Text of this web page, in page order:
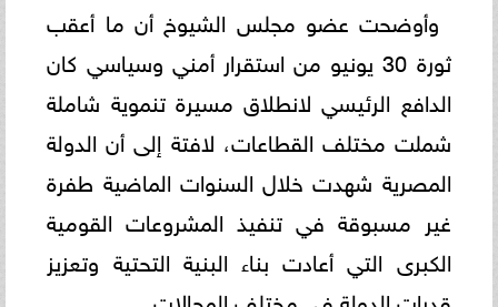
وأوضحت عضو مجلس الشيوخ أن ما أعقب
ثورة 30 يونيو من استقرار أمني وسياسي كان
الدافع الرئيسي لانطلاق مسيرة تنموية شاملة
شملت مختلف القطاعات، لافتة إلى أن الدولة
المصرية شهدت خلال السنوات الماضية طفرة
غير مسبوقة في تنفيذ المشروعات القومية
الكبرى التي أعادت بناء البنية التحتية وتعزيز